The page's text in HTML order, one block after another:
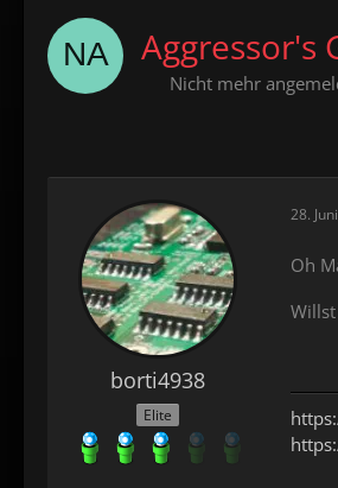
Aggressor's
Nicht mehr
borti4938
Elite
28.
Oh